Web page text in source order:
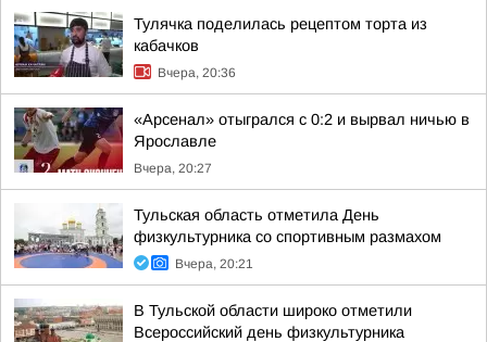
Тулячка поделилась рецептом торта из
кабачков
Вчера, 20:36
«Арсенал» отыгрался с 0:2 и вырвал ничью в
Ярославле
Вчера, 20:27
Тульская область отметила День
физкультурника со спортивным размахом
Вчера, 20:21
В Тульской области широко отметили
Всероссийский день физкультурника